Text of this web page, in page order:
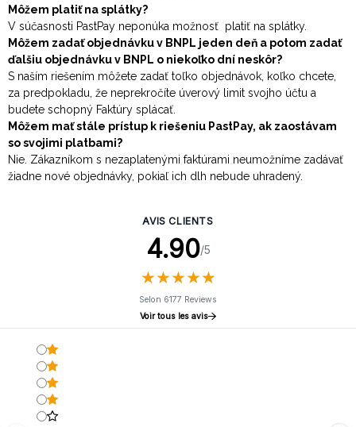
Môžem platiť na splátky?
V súčasnosti PastPay neponúka možnosť platiť na splátky.
Môžem zadať objednávku v BNPL jeden deň a potom zadať
ďalšiu objednávku v BNPL o niekoľko dní neskôr?
S naším riešením môžete zadať toľko objednávok, koľko chcete,
za predpokladu, že neprekročíte úverový limit svojho účtu a
budete schopný Faktúry splácať.
Môžem mať stále prístup k riešeniu PastPay, ak zaostávam
so svojimi platbami?
Nie. Zákazníkom s nezaplatenými faktúrami neumožníme zadávať
žiadne nové objednávky, pokiaľ ich dlh nebude uhradený.
AVIS CLIENTS
4.90/5
★★★★★
★★★★★
Selon 6177 Reviews
Voir tous les avis